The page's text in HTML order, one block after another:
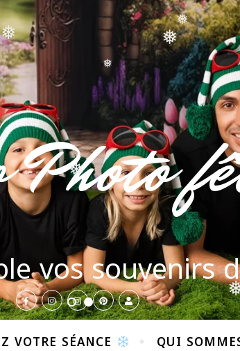
❅
❅
❅
❅
❅
vos souvenirs
VOTRE SÉANCE QUI